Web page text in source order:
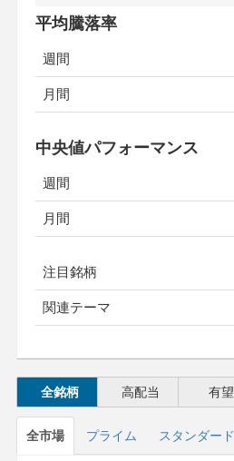
平均騰落率
週間
月間
中央値パフォーマンス
週間
月間
注目銘柄
関連テーマ
全銘柄 高配当 有望
全市場 プライム スタンダード